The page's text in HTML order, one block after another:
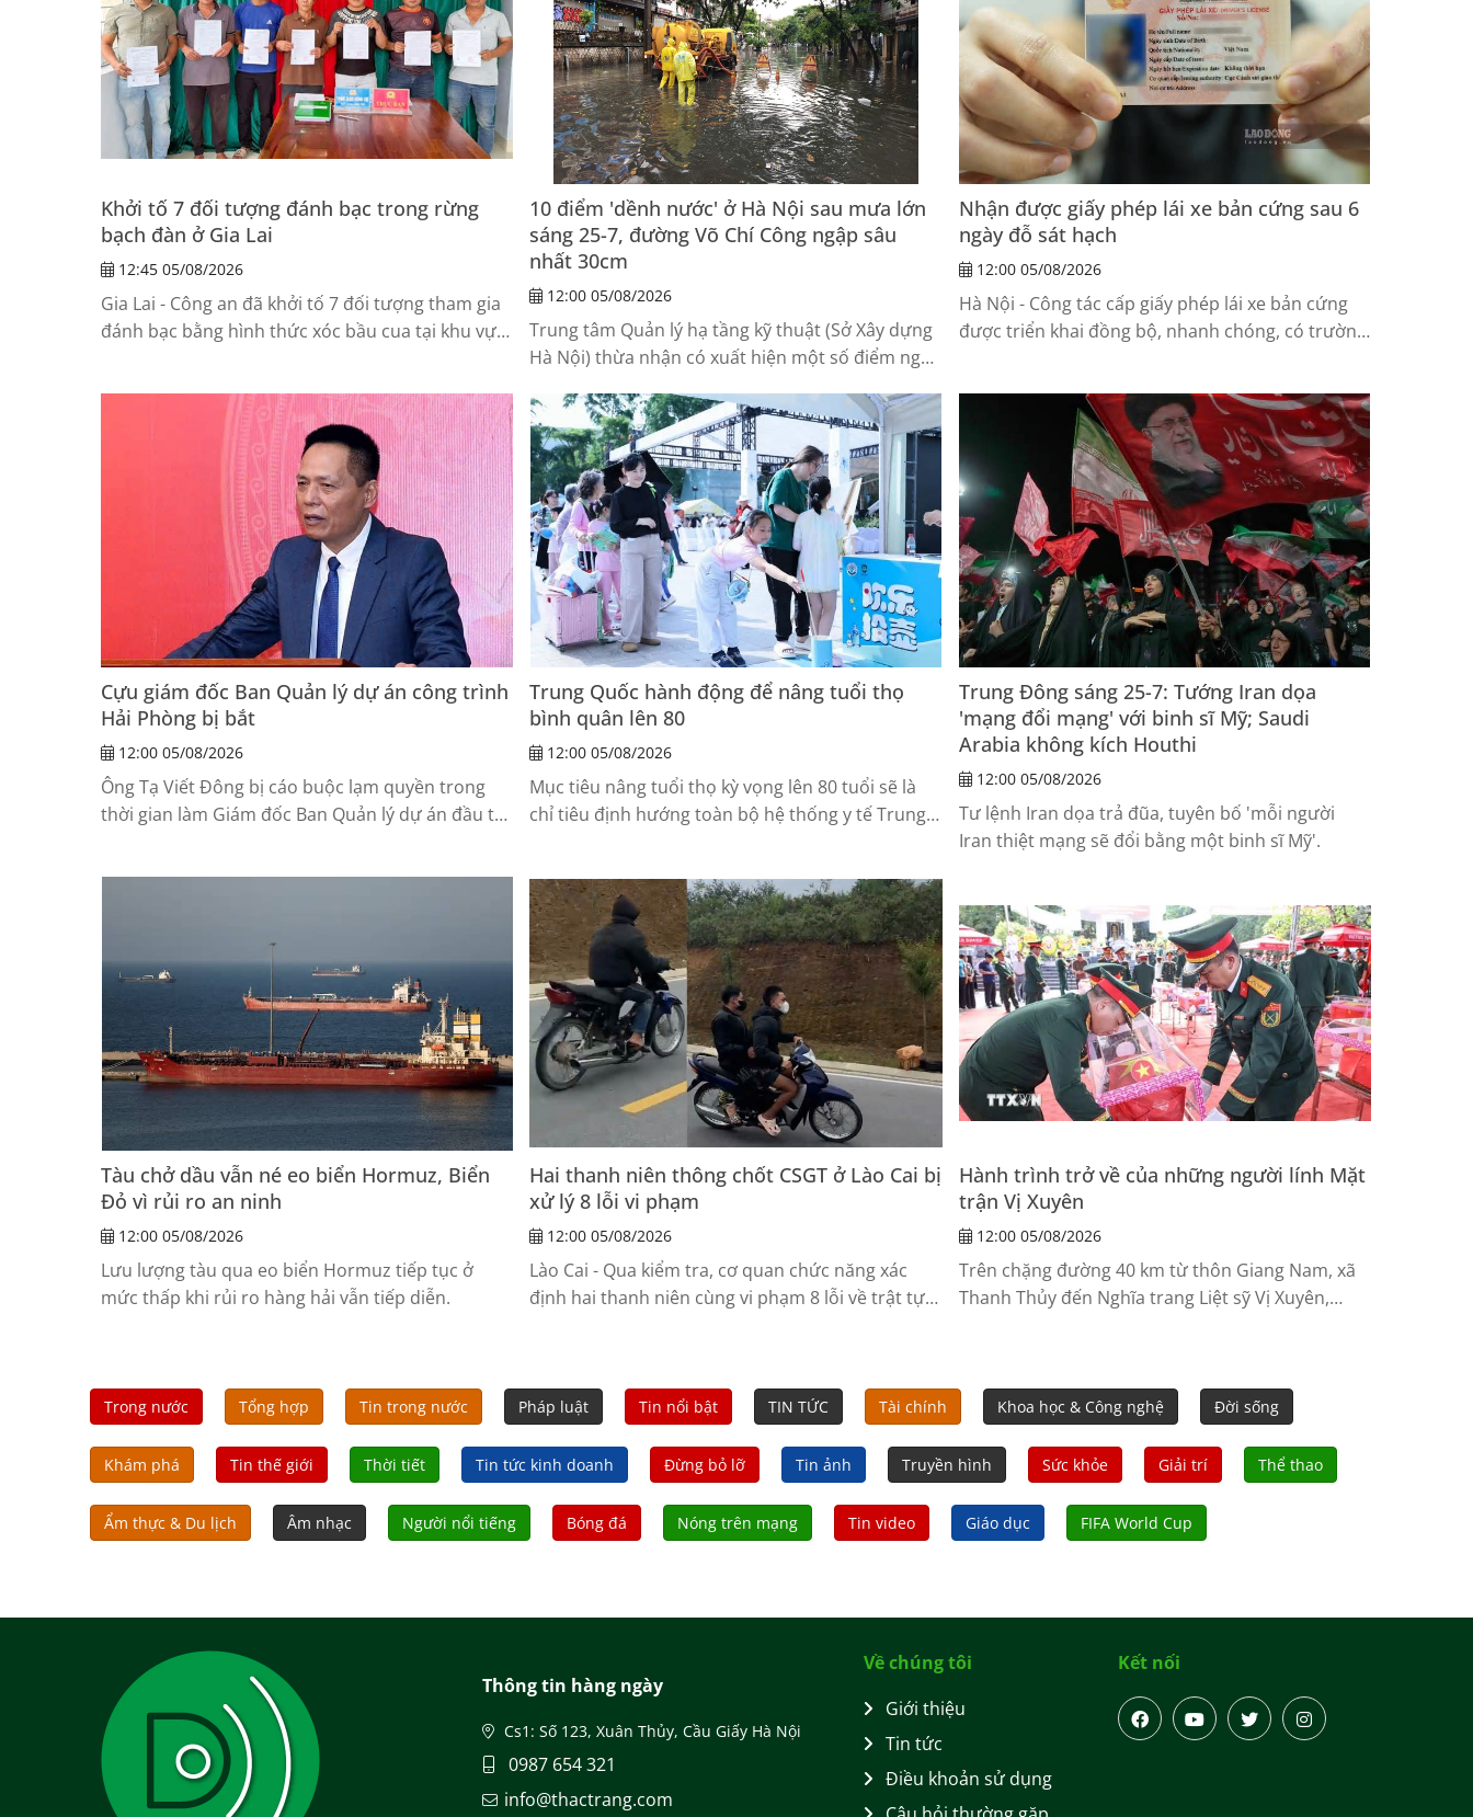
Khởi tố 7 đối tượng đánh bạc trong rừng
bạch đàn ở Gia Lai
12:45 05/08/2026
Gia Lai - Công an đã khởi tố 7 đối tượng tham gia
đánh bạc bằng hình thức xóc bầu cua tại khu vực
10 điểm 'dềnh nước' ở Hà Nội sau mưa lớn
sáng 25-7, đường Võ Chí Công ngập sâu
nhất 30cm
12:00 05/08/2026
Trung tâm Quản lý hạ tầng kỹ thuật (Sở Xây dựng
Hà Nội) thừa nhận có xuất hiện một số điểm ngập
sau trận mưa lớn sáng 25-7, riêng tại đường Võ
Chí Công có đoạn ngập sâu 30cm.
Nhận được giấy phép lái xe bản cứng sau 6
ngày đỗ sát hạch
12:00 05/08/2026
Hà Nội - Công tác cấp giấy phép lái xe bản cứng
được triển khai đồng bộ, nhanh chóng, có trường
Cựu giám đốc Ban Quản lý dự án công trình
Hải Phòng bị bắt
12:00 05/08/2026
Ông Tạ Viết Đông bị cáo buộc lạm quyền trong
thời gian làm Giám đốc Ban Quản lý dự án đầu tư
Trung Quốc hành động để nâng tuổi thọ
bình quân lên 80
12:00 05/08/2026
Mục tiêu nâng tuổi thọ kỳ vọng lên 80 tuổi sẽ là
chỉ tiêu định hướng toàn bộ hệ thống y tế Trung
Trung Đông sáng 25-7: Tướng Iran dọa
'mạng đổi mạng' với binh sĩ Mỹ; Saudi
Arabia không kích Houthi
12:00 05/08/2026
Tư lệnh Iran dọa trả đũa, tuyên bố 'mỗi người
Iran thiệt mạng sẽ đổi bằng một binh sĩ Mỹ'.
Tàu chở dầu vẫn né eo biển Hormuz, Biển
Đỏ vì rủi ro an ninh
12:00 05/08/2026
Lưu lượng tàu qua eo biển Hormuz tiếp tục ở
mức thấp khi rủi ro hàng hải vẫn tiếp diễn.
Hai thanh niên thông chốt CSGT ở Lào Cai bị
xử lý 8 lỗi vi phạm
12:00 05/08/2026
Lào Cai - Qua kiểm tra, cơ quan chức năng xác
định hai thanh niên cùng vi phạm 8 lỗi về trật tự,
Hành trình trở về của những người lính Mặt
trận Vị Xuyên
12:00 05/08/2026
Trên chặng đường 40 km từ thôn Giang Nam, xã
Thanh Thủy đến Nghĩa trang Liệt sỹ Vị Xuyên,
Trong nước Tổng hợp Tin trong nước Pháp luật Tin nổi bật TIN TỨC Tài chính Khoa học & Công nghệ Đời sống
Khám phá Tin thế giới Thời tiết Tin tức kinh doanh Đừng bỏ lỡ Tin ảnh Truyền hình Sức khỏe Giải trí Thể thao
Ẩm thực & Du lịch Âm nhạc Người nổi tiếng Bóng đá Nóng trên mạng Tin video Giáo dục FIFA World Cup
Thông tin hàng ngày
Cs1: Số 123, Xuân Thủy, Cầu Giấy Hà Nội
0987 654 321
info@thactrang.com
Về chúng tôi
Giới thiệu
Tin tức
Điều khoản sử dụng
Kết nối